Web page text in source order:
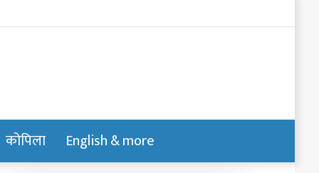
कोपिला English & more